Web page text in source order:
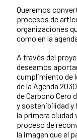
Queremos
procesos de
organizaciones
como en la
A través del
deseamos
cumplimiento de
de la Agenda
de Carbono Cero
y sostenibilidad y
la primera ciudad
proceso de
la imagen que el